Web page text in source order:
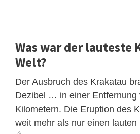
Was war der lauteste
Welt?
Der Ausbruch des Krakatau
Dezibel … in einer Entfernung
Kilometern. Die Eruption des
weit mehr als nur einen lauten